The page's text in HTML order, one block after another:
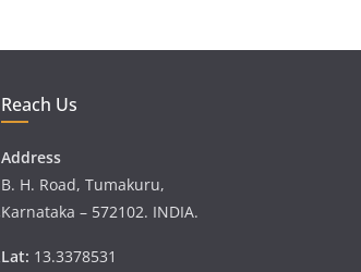
Reach Us
Address
B. H. Road, Tumakuru,
Karnataka – 572102. INDIA.
Lat: 13.3378531